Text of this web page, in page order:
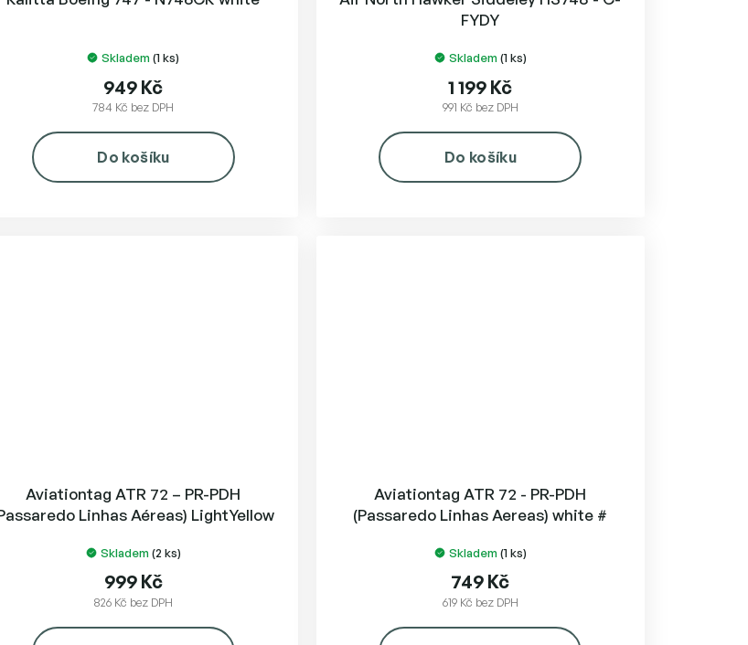
Skladem(1 ks)
784 Kč bez DPH
949 Kč
Do košíku
FYDY
Skladem (1 ks)
991 Kč bez DPH
1 199 Kč
Do košíku
Aviationtag ATR 72 – PR-PDH
Linhas Aéreas) LightYellow
Skladem (2 ks)
826 Kč bez DPH
999 Kč
Aviationtag ATR 72 - PR-PDH
(Passaredo Linhas Aereas) white #
Skladem (1 ks)
619 Kč bez DPH
749 Kč